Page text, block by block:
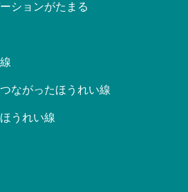
ションがたまる
ながったほうれい線
うれい線